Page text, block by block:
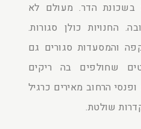
בשכונת הדר. מעולם לא
החנויות כולן סגורות.
והמסעדות סגורים גם
שחולפים בה ריקים
הרחוב מאירים כרגיל
שולטת.